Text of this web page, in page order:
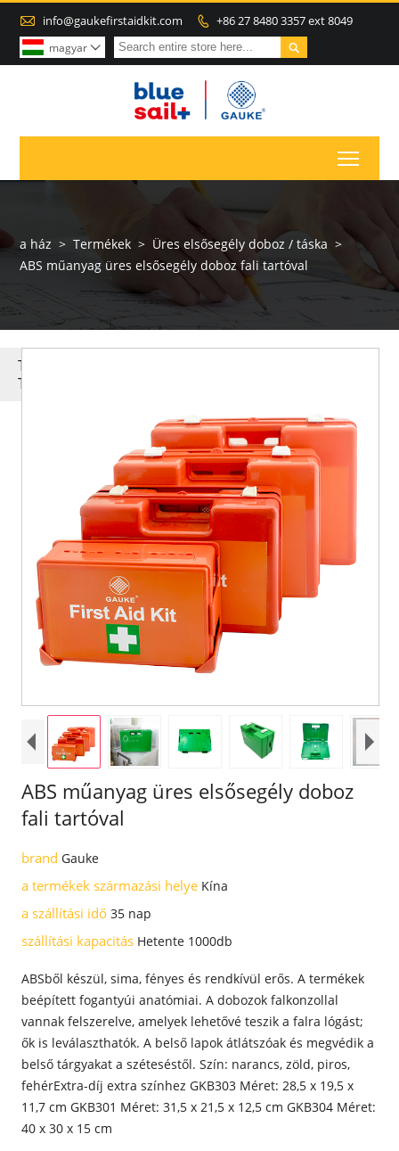
 info@gaukefirstaidkit.com  +86 27 8480 3357 ext 8049

magyar 
a ház > Termékek > Üres elsősegély doboz / táska >
ABS műanyag üres elsősegély doboz fali tartóval
ABS műanyag üres elsősegély doboz
fali tartóval
brand Gauke
a termékek származási helye Kína
a szállítási idő 35 nap
szállítási kapacitás Hetente 1000db
ABSből készül, sima, fényes és rendkívül erős. A termékek
beépített fogantyúi anatómiai. A dobozok falkonzollal
vannak felszerelve, amelyek lehetővé teszik a falra lógást;
ők is leválaszthatók. A belső lapok átlátszóak és megvédik a
belső tárgyakat a széteséstől. Szín: narancs, zöld, piros,
fehérExtra-díj extra színhez GKB303 Méret: 28,5 x 19,5 x
11,7 cm GKB301 Méret: 31,5 x 21,5 x 12,5 cm GKB304 Méret:
40 x 30 x 15 cm
TÖBB
TERMÉK